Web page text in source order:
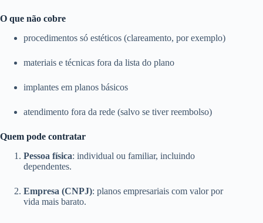
O que não cobre
procedimentos só estéticos (clareamento, por exemplo)
materiais e técnicas fora da lista do plano
implantes em planos básicos
atendimento fora da rede (salvo se tiver reembolso)
Quem pode contratar
Pessoa física: individual ou familiar, incluindo
dependentes.
Empresa (CNPJ): planos empresariais com valor por
vida mais barato.